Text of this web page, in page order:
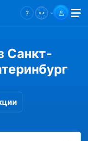
Санкт-